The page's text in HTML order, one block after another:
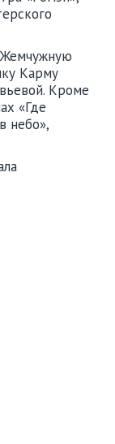
Жемчужную
Карму
Кроме
«Где
небо»,